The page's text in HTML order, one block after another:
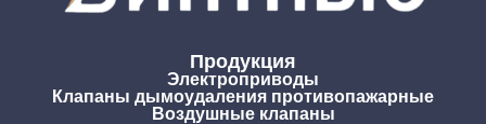
Продукция
Электроприводы
Клапаны дымоудаления противопажарные
Воздушные клапаны